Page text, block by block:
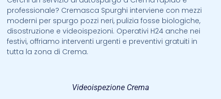
professionale? Cremasca Spurghi interviene con mezzi
moderni per spurgo pozzi neri, pulizia fosse biologiche,
disostruzione e videoispezioni. Operativi H24 anche nei
festivi, offriamo interventi urgenti e preventivi gratuiti in
tutta la zona di Crema.
Videoispezione Crema